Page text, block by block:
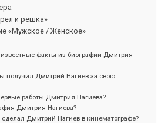
и решка»
«Мужское / Женское»
факты из биографии Дмитрия
получил Дмитрий Нагиев за свою
работы Дмитрия Нагиева?
Дмитрия Нагиева?
сделал Дмитрий Нагиев в кинематографе?